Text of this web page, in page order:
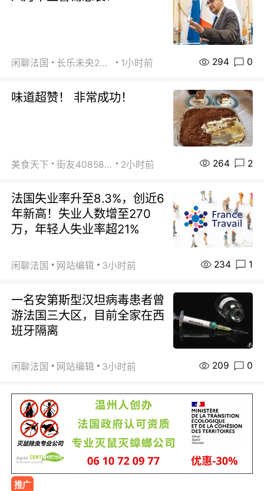
闲聊法国 长乐未央2015 1小时前 294 0
味道超赞！ 非常成功！
美食天下 街友40858442 2小时前 264 2
法国失业率升至8.3%，创近6
年新高！失业人数增至270
万，年轻人失业率超21%
闲聊法国 网站编辑 3小时前 234 1
一名安第斯型汉坦病毒患者曾
游法国三大区，目前全家在西
班牙隔离
闲聊法国 网站编辑 3小时前 209 0
推广